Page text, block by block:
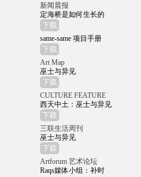
新闻晨报
定海桥是如何生长的
下载
same-same 项目手册
下载
Art Map
巫士与异见
下载
CULTURE FEATURE
西天中土：巫士与异见
下载
三联生活周刊
巫士与异见
下载
Artforum 艺术论坛
Raqs媒体小组：补时